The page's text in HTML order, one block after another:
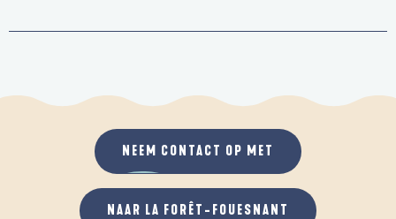
NEEM CONTACT OP MET
NAAR LA FORÊT-FOUESNANT